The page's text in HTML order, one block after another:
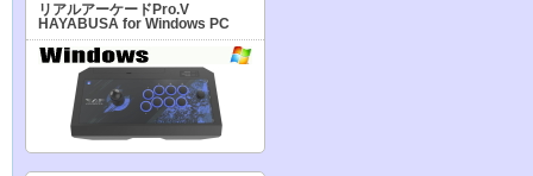
リアルアーケードPro.V
HAYABUSA for Windows PC